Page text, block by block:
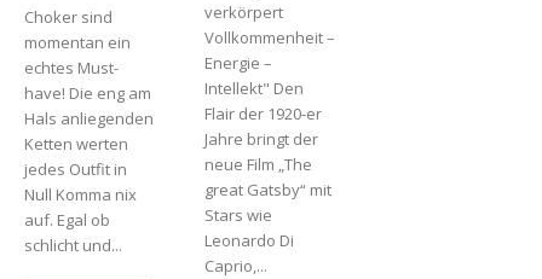
Choker sind
momentan ein
echtes Must-
have! Die eng am
Hals anliegenden
Ketten werten
jedes Outfit in
Null Komma nix
auf. Egal ob
schlicht und...
verkörpert
Vollkommenheit –
Energie –
Intellekt" Den
Flair der 1920-er
Jahre bringt der
neue Film „The
great Gatsby“ mit
Stars wie
Leonardo Di
Caprio,...